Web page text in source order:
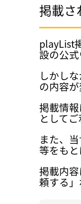
掲載さ
playList
設の公
しかし
の内容
掲載情
として
また、
等をも
掲載内
頼する